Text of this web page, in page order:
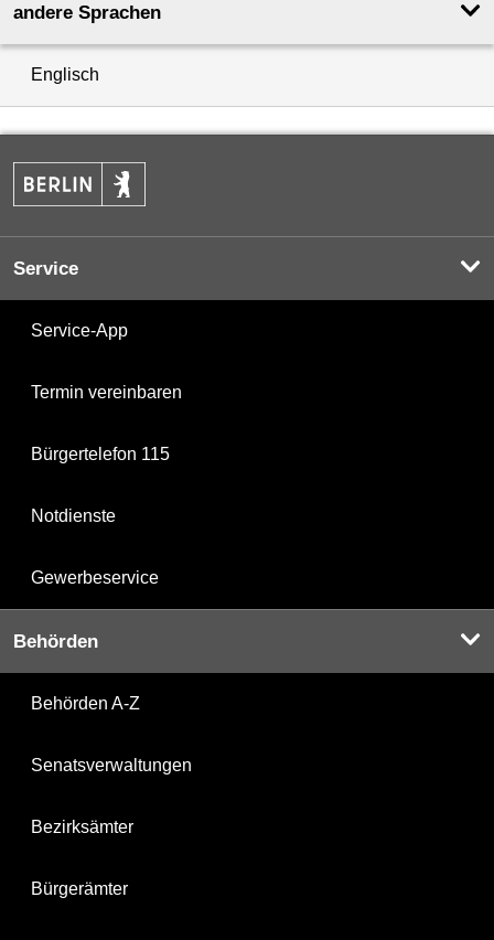
andere Sprachen
Englisch
Service
Service-App
Termin vereinbaren
Bürgertelefon 115
Notdienste
Gewerbeservice
Behörden
Behörden A-Z
Senatsverwaltungen
Bezirksämter
Bürgerämter